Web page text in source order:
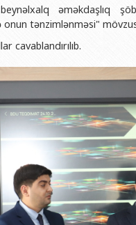
təminatı, monitorinq
sağlamlıq Mərkəzi
nun Nəşr Evi
Beynəlxalq
İnformasiya və
Şərqşünasliq
Sosial elmlər və
əməkdaşlıq
onun tənzimlənməsi"
cavablandırılıb.